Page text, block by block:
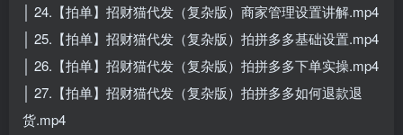
│ 24.【拍单】招财猫代发（复杂版）商家管理设置讲解.mp4
│ 25.【拍单】招财猫代发（复杂版）拍拼多多基础设置.mp4
│ 26.【拍单】招财猫代发（复杂版）拍拼多多下单实操.mp4
│ 27.【拍单】招财猫代发（复杂版）拍拼多多如何退款退
货.mp4